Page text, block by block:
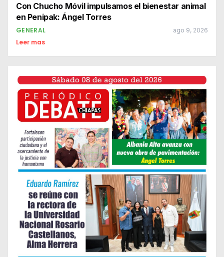
Con Chucho Móvil impulsamos el bienestar animal
en Penipak: Ángel Torres
GENERAL ago 9, 2026
Leer mas